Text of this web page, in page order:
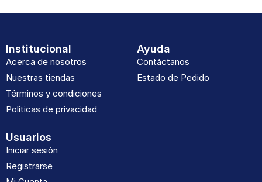
Institucional
Acerca de nosotros
Nuestras tiendas
Términos y condiciones
Politicas de privacidad
Ayuda
Contáctanos
Estado de Pedido
Usuarios
Iniciar sesión
Registrarse